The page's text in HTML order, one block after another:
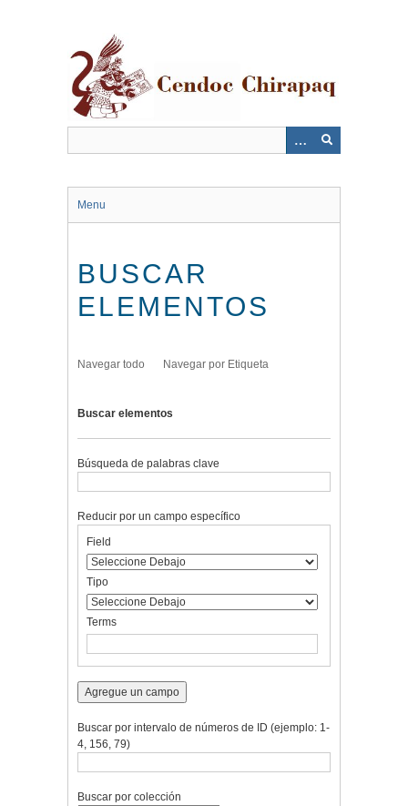
Menu
BUSCAR
ELEMENTOS
Navegar todo Navegar por Etiqueta
Buscar elementos
Búsqueda de palabras clave
rows
"Reducir
por
específico":
1
Reducir por un campo específico
de
búsqueda
de
búsqueda
de
búsqueda
de
Búsqueda
Field
Tipo
Terms
Agregue un campo
Buscar por intervalo de números de ID (ejemplo: 1-
4, 156, 79)
Buscar por colección